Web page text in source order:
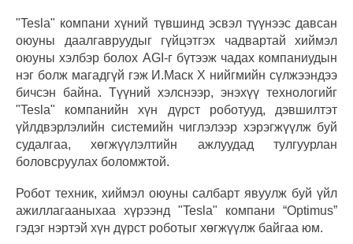
"Tesla" компани хүний түвшинд эсвэл түүнээс давсан
оюуны даалгавруудыг гүйцэтгэх чадвартай хиймэл
оюуны хэлбэр болох AGI-г бүтээж чадах компаниудын
нэг болж магадгүй гэж И.Маск Х нийгмийн сүлжээндээ
бичсэн байна. Түүний хэлснээр, энэхүү технологийг
"Tesla" компанийн хүн дүрст роботууд, дэвшилтэт
үйлдвэрлэлийн системийн чиглэлээр хэрэгжүүлж буй
судалгаа, хөгжүүлэлтийн ажлуудад тулгуурлан
боловсруулах боломжтой.
Робот техник, хиймэл оюуны салбарт явуулж буй үйл
ажиллагааныхаа хүрээнд "Tesla" компани “Optimus”
гэдэг нэртэй хүн дүрст роботыг хөгжүүлж байгаа юм.